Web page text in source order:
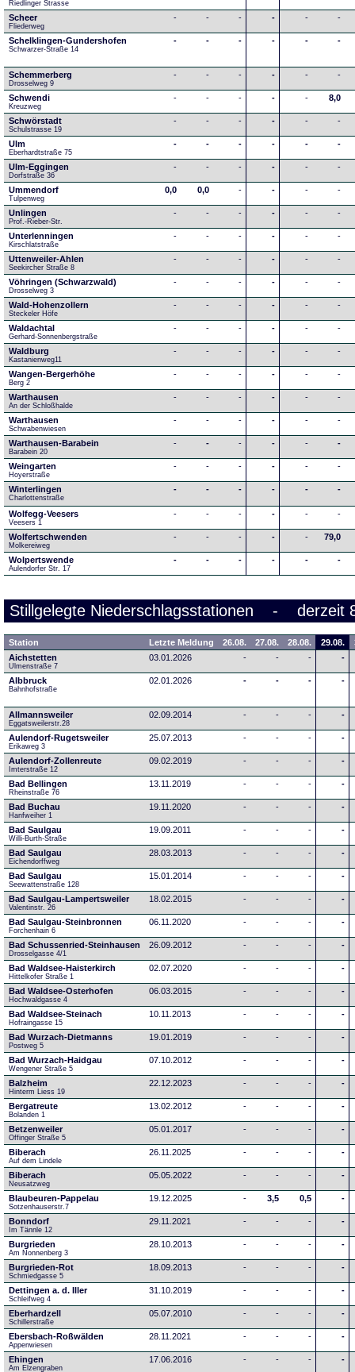
Riedlinger Strasse
Scheer
Fliederweg
- - - - - -
Schelklingen-Gundershofen
Schwarzer-Straße 14
- - - - - -
Schemmerberg
Drosselweg 9
- - - - - -
Schwendi
Kreuzweg
- - - - - 8,0
Schwörstadt
Schulstrasse 19
- - - - - -
Ulm
Eberhardtstraße 75
- - - - - -
Ulm-Eggingen
Dorfstraße 36
- - - - - -
Ummendorf
Tulpenweg
0,0 0,0 - - - -
Unlingen
Prof.-Rieber-Str.
- - - - - -
Unterlenningen
Kirschlatstraße
- - - - - -
Uttenweiler-Ahlen
Seekircher Straße 8
- - - - - -
Vöhringen (Schwarzwald)
Drosselweg 3
- - - - - -
Wald-Hohenzollern
Steckeler Höfe
- - - - - -
Waldachtal
Gerhard-Sonnenbergstraße
- - - - - -
Waldburg
Kastanienweg11
- - - - - -
Wangen-Bergerhöhe
Berg 2
- - - - - -
Warthausen
An der Schloßhalde
- - - - - -
Warthausen
Schwabenwiesen
- - - - - -
Warthausen-Barabein
Barabein 20
- - - - - -
Weingarten
Hoyerstraße
- - - - - -
Winterlingen
Charlottenstraße
- - - - - -
Wolfegg-Veesers
Veesers 1
- - - - - -
Wolfertschwenden
Molkereiweg
- - - - - 79,0
Wolpertswende
Aulendorfer Str. 17
- - - - - -
Stillgelegte Niederschlagsstationen - derzeit
Station Letzte Meldung 26.08. 27.08. 28.08. 29.08.
Aichstetten
Ulmenstraße 7
03.01.2026 - - - -
Albbruck
Bahnhofstraße
02.01.2026 - - - -
Allmannsweiler
Eggatsweilerstr.28
02.09.2014 - - - -
Aulendorf-Rugetsweiler
Erikaweg 3
25.07.2013 - - - -
Aulendorf-Zollenreute
Imterstraße 12
09.02.2019 - - - -
Bad Bellingen
Rheinstraße 76
13.11.2019 - - - -
Bad Buchau
Hanfweiher 1
19.11.2020 - - - -
Bad Saulgau
Willi-Burth-Straße
19.09.2011 - - - -
Bad Saulgau
Eichendorffweg
28.03.2013 - - - -
Bad Saulgau
Seewattenstraße 128
15.01.2014 - - - -
Bad Saulgau-Lampertsweiler
Valentinstr. 26
18.02.2015 - - - -
Bad Saulgau-Steinbronnen
Forchenhain 6
06.11.2020 - - - -
Bad Schussenried-Steinhausen
Drosselgasse 4/1
26.09.2012 - - - -
Bad Waldsee-Haisterkirch
Hittelkofer Straße 1
02.07.2020 - - - -
Bad Waldsee-Osterhofen
Hochwaldgasse 4
06.03.2015 - - - -
Bad Waldsee-Steinach
Hofraingasse 15
10.11.2013 - - - -
Bad Wurzach-Dietmanns
Postweg 5
19.01.2019 - - - -
Bad Wurzach-Haidgau
Wengener Straße 5
07.10.2012 - - - -
Balzheim
Hinterm Liess 19
22.12.2023 - - - -
Bergatreute
Bolanden 1
13.02.2012 - - - -
Betzenweiler
Offinger Straße 5
05.01.2017 - - - -
Biberach
Auf dem Lindele
26.11.2025 - - - -
Biberach
Neusatzweg
05.05.2022 - - - -
Blaubeuren-Pappelau
Sotzenhauserstr.7
19.12.2025 - 3,5 0,5 -
Bonndorf
Im Tännle 12
29.11.2021 - - - -
Burgrieden
Am Nonnenberg 3
28.10.2013 - - - -
Burgrieden-Rot
Schmiedgasse 5
18.09.2013 - - - -
Dettingen a. d. Iller
Schleifweg 4
31.10.2019 - - - -
Eberhardzell
Schillerstraße
05.07.2010 - - - -
Ebersbach-Roßwälden
Appenwiesen
28.11.2021 - - - -
Ehingen
Am Elzengraben
17.06.2016 - - - -